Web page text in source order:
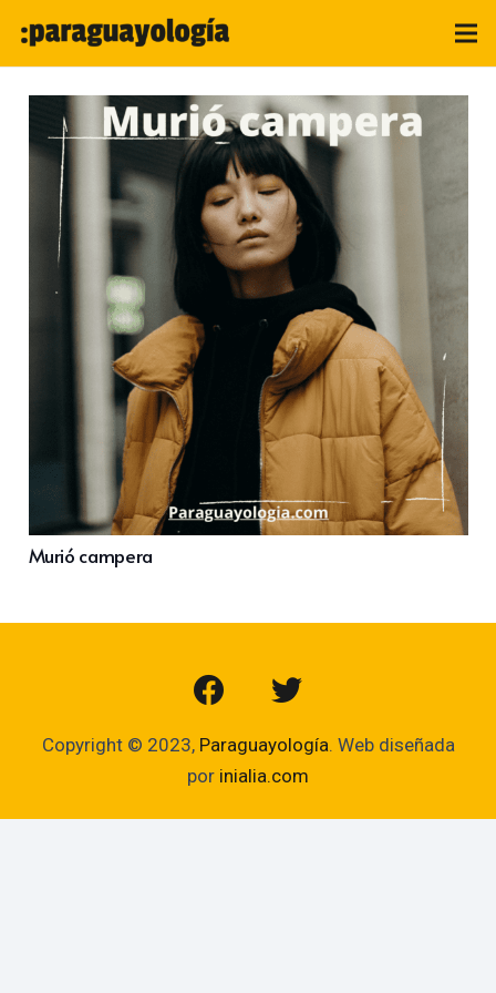
Murió campera
Copyright © 2023, Paraguayología. Web diseñada
por inialia.com